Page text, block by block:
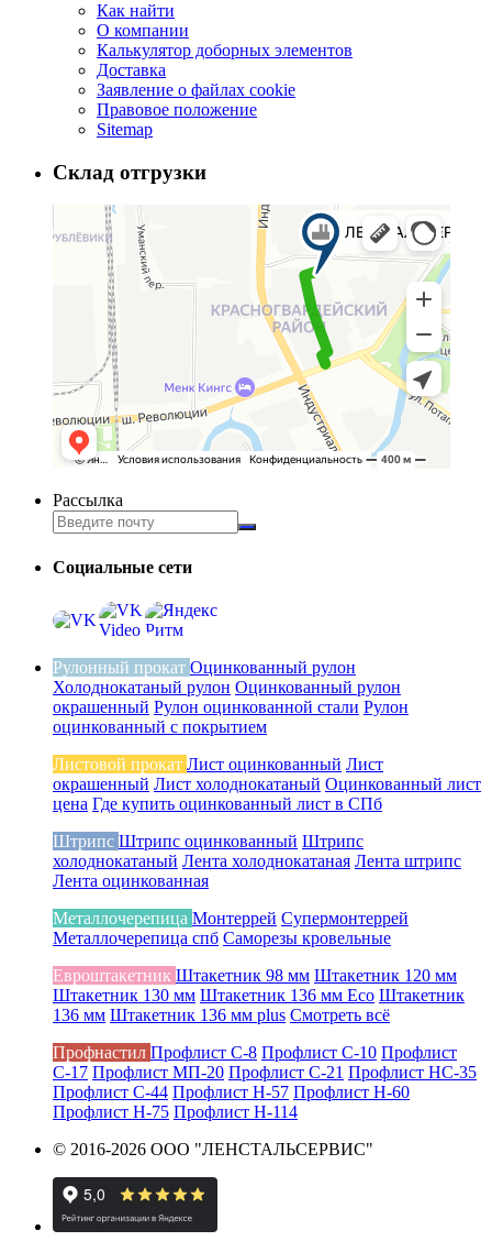
Как найти
О компании
Калькулятор доборных элементов
Доставка
Заявление о файлах cookie
Правовое положение
Sitemap
Склад отгрузки
Рассылка
Социальные сети
Рулонный прокат Оцинкованный рулон
Холоднокатаный рулон Оцинкованный рулон
окрашенный Рулон оцинкованной стали Рулон
оцинкованный с покрытием
Листовой прокат Лист оцинкованный Лист
окрашенный Лист холоднокатаный Оцинкованный лист
цена Где купить оцинкованный лист в СПб
Штрипс Штрипс оцинкованный Штрипс
холоднокатаный Лента холоднокатаная Лента штрипс
Лента оцинкованная
Металлочерепица Монтеррей Супермонтеррей
Металлочерепица спб Саморезы кровельные
Евроштакетник Штакетник 98 мм Штакетник 120 мм
Штакетник 130 мм Штакетник 136 мм Eco Штакетник
136 мм Штакетник 136 мм plus Смотреть всё
Профнастил Профлист С-8 Профлист С-10 Профлист
С-17 Профлист МП-20 Профлист С-21 Профлист НС-35
Профлист С-44 Профлист Н-57 Профлист Н-60
Профлист Н-75 Профлист Н-114
© 2016-2026 ООО "ЛЕНСТАЛЬСЕРВИС"